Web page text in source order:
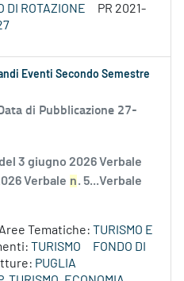
DI ROTAZIONE
PR 2021-
Eventi Secondo Semestre
di Pubblicazione 27-
3 giugno 2026 Verbale
Verbale n. 5...Verbale
Tematiche: TURISMO E
TURISMO
FONDO DI
PUGLIA